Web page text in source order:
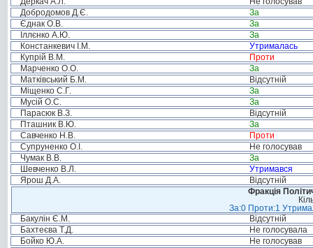
Добродомов Д.Є.
За
Єднак О.В.
За
Іллєнко А.Ю.
За
Констанкевич І.М.
Утрималась
Купрій В.М.
Проти
Марченко О.О.
За
Матківський Б.М.
Відсутній
Міщенко С.Г.
За
Мусій О.С.
За
Парасюк В.З.
Відсутній
Пташник В.Ю.
За
Савченко Н.В.
Проти
Супруненко О.І.
Не голосував
Чумак В.В.
За
Шевченко В.Л.
Утримався
Ярош Д.А.
Відсутній
Фракція
За:0 Проти:1
Бакулін Є.М.
Відсутній
Бахтеєва Т.Д.
Не голосувала
Бойко Ю.А.
Не голосував